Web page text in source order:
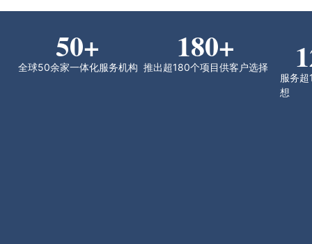
全球50余家一体化服务机构
50+
推出超180个项目供客户选择
180+
服务
想